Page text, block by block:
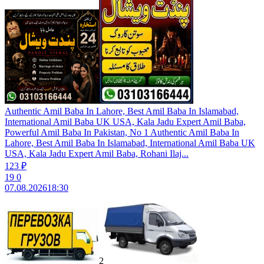
Authentic Amil Baba In Lahore, Best Amil Baba In Islamabad,
International Amil Baba UK USA, Kala Jadu Expert Amil Baba,
Powerful Amil Baba In Pakistan, No 1 Authentic Amil Baba In
Lahore, Best Amil Baba In Islamabad, International Amil Baba UK
USA, Kala Jadu Expert Amil Baba, Rohani Ilaj...
123 ₽
19 0
07.08.202618:30
2